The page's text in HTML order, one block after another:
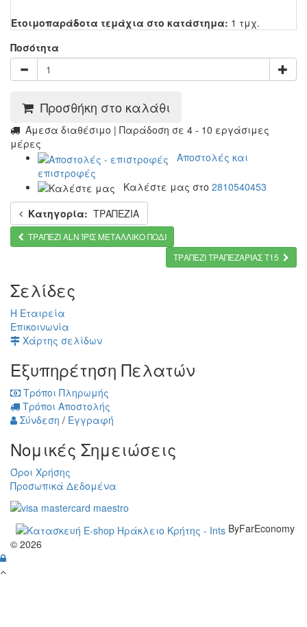
Ετοιμοπαράδοτα τεμάχια στο κατάστημα: 1 τμχ.
Ποσότητα
Προσθήκη στο καλάθι
Άμεσα διαθέσιμο | Παράδοση σε 4 - 10 εργάσιμες
μέρες
Αποστολές και
επιστροφές
Καλέστε μας στο 2810540453
Κατηγορία: ΤΡΑΠΕΖΙΑ
ΤΡΑΠΕΖΙ ALN ΊΡΙΣ ΜΕΤΑΛΛΙΚΟ ΠΟΔI
ΤΡΑΠΕΖΙ ΤΡΑΠΕΖΑΡΙΑΣ Τ15
Σελίδες
Η Εταιρεία
Επικοινωνία
Χάρτης σελίδων
Εξυπηρέτηση Πελατών
Τρόποι Πληρωμής
Τρόποι Αποστολής
Σύνδεση / Εγγραφή
Νομικές Σημειώσεις
Όροι Χρήσης
Προσωπικά Δεδομένα
ByFarEconomy
© 2026